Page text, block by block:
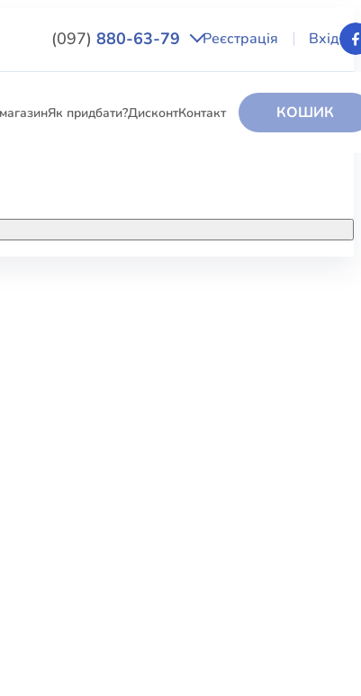
(097) 880-63-79 Реєстрація Вхід
Як придбати?ДисконтКонтакт КОШИК